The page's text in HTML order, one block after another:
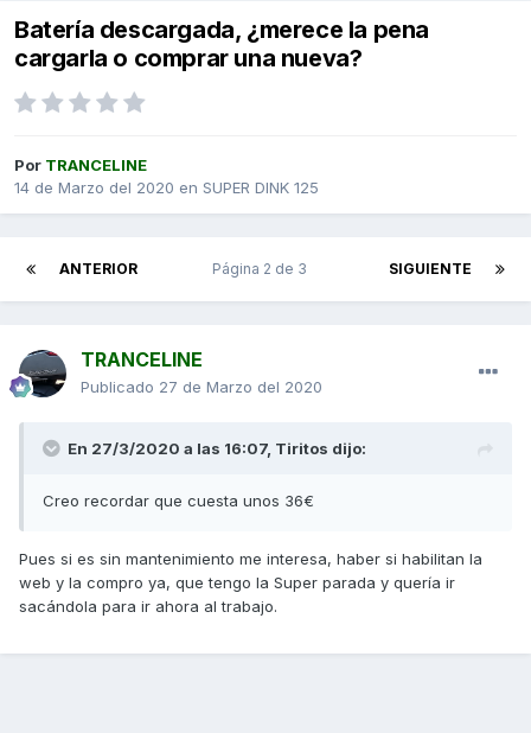
Batería descargada, ¿merece la pena
cargarla o comprar una nueva?
Por TRANCELINE
14 de Marzo del 2020 en SUPER DINK 125
ANTERIOR SIGUIENTE
Página 2 de 3
TRANCELINE
Publicado 27 de Marzo del 2020
En 27/3/2020 a las 16:07, Tiritos dijo:
Creo recordar que cuesta unos 36€
Pues si es sin mantenimiento me interesa, haber si habilitan la
web y la compro ya, que tengo la Super parada y quería ir
sacándola para ir ahora al trabajo.